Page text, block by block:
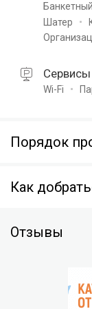
Шатер
Сервисы
Wi-Fi
Порядок
Условия отмены
Незаездом
РАЗМЕЩЕНИЕ
Бесплатно без
Как
Скопировать
Отзывы